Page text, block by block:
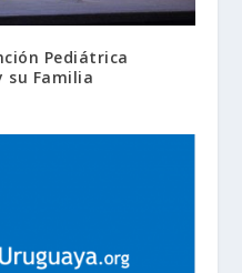
Pediátrica
su Familia